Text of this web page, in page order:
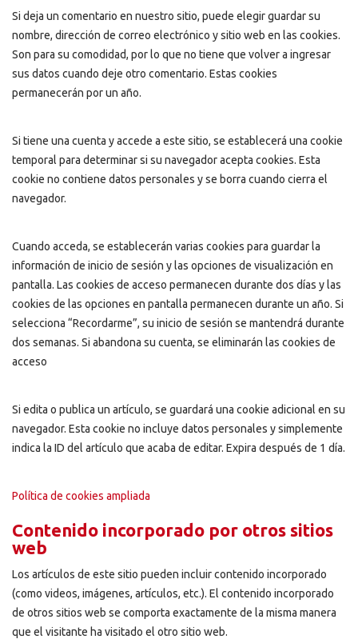
Si deja un comentario en nuestro sitio, puede elegir guardar su
nombre, dirección de correo electrónico y sitio web en las cookies.
Son para su comodidad, por lo que no tiene que volver a ingresar
sus datos cuando deje otro comentario. Estas cookies
permanecerán por un año.
Si tiene una cuenta y accede a este sitio, se establecerá una cookie
temporal para determinar si su navegador acepta cookies. Esta
cookie no contiene datos personales y se borra cuando cierra el
navegador.
Cuando acceda, se establecerán varias cookies para guardar la
información de inicio de sesión y las opciones de visualización en
pantalla. Las cookies de acceso permanecen durante dos días y las
cookies de las opciones en pantalla permanecen durante un año. Si
selecciona “Recordarme”, su inicio de sesión se mantendrá durante
dos semanas. Si abandona su cuenta, se eliminarán las cookies de
acceso
Si edita o publica un artículo, se guardará una cookie adicional en su
navegador. Esta cookie no incluye datos personales y simplemente
indica la ID del artículo que acaba de editar. Expira después de 1 día.
Política de cookies ampliada
Contenido incorporado por otros sitios
web
Los artículos de este sitio pueden incluir contenido incorporado
(como videos, imágenes, artículos, etc.). El contenido incorporado
de otros sitios web se comporta exactamente de la misma manera
que el visitante ha visitado el otro sitio web.